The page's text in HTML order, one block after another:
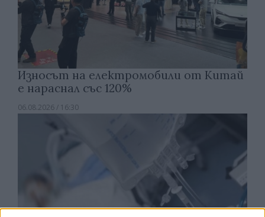
Износът на електромобили от Китай
е нараснал със 120%
06.08.2026 / 16:30